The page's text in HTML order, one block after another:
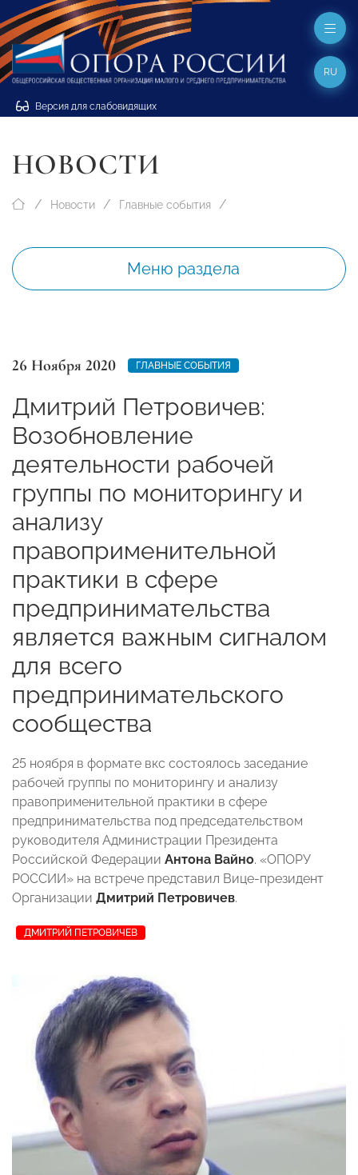
Версия для слабовидящих
RU
НОВОСТИ
Новости Главные события
Меню раздела
26 Ноября 2020 ГЛАВНЫЕ СОБЫТИЯ
Дмитрий Петровичев:
Возобновление
деятельности рабочей
группы по мониторингу и
анализу
правоприменительной
практики в сфере
предпринимательства
является важным сигналом
для всего
предпринимательского
сообщества
25 ноября в формате вкс состоялось заседание
рабочей группы по мониторингу и анализу
правоприменительной практики в сфере
предпринимательства под председательством
руководителя Администрации Президента
Российской Федерации Антона Вайно. «ОПОРУ
РОССИИ» на встрече представил Вице-президент
Организации Дмитрий Петровичев.
ДМИТРИЙ ПЕТРОВИЧЕВ